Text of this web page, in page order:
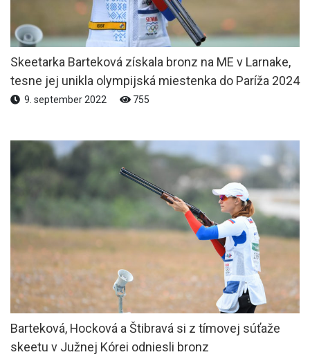
Skeetarka Barteková získala bronz na ME v Larnake,
tesne jej unikla olympijská miestenka do Paríža 2024
9. september 2022 755
Barteková, Hocková a Štibravá si z tímovej súťaže
skeetu v Južnej Kórei odniesli bronz